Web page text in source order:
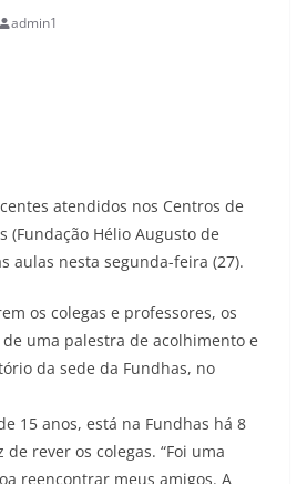
admin1
atendidos nos Centros de
(Fundação Hélio Augusto de
aulas nesta segunda-feira (27).
os colegas e professores, os
uma palestra de acolhimento e
da sede da Fundhas, no
15 anos, está na Fundhas há 8
de rever os colegas. “Foi uma
reencontrar meus amigos. A